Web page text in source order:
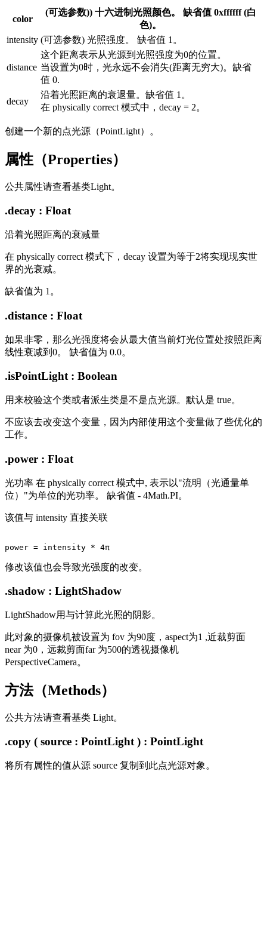
color
(可选参数)) 十六进制光照颜色。 缺省值 0xffffff (白
色)。
intensity (可选参数) 光照强度。 缺省值 1。
distance
这个距离表示从光源到光照强度为0的位置。
当设置为0时，光永远不会消失(距离无穷大)。缺省
值 0.
decay
沿着光照距离的衰退量。缺省值 1。
在 physically correct 模式中，decay = 2。
创建一个新的点光源（PointLight）。
属性（Properties）
公共属性请查看基类Light。
.decay : Float
沿着光照距离的衰减量
在 physically correct 模式下，decay 设置为等于2将实现现实世
界的光衰减。
缺省值为 1。
.distance : Float
如果非零，那么光强度将会从最大值当前灯光位置处按照距离
线性衰减到0。 缺省值为 0.0。
.isPointLight : Boolean
用来校验这个类或者派生类是不是点光源。默认是 true。
不应该去改变这个变量，因为内部使用这个变量做了些优化的
工作。
.power : Float
光功率 在 physically correct 模式中, 表示以"流明（光通量单
位）"为单位的光功率。 缺省值 - 4Math.PI。
该值与 intensity 直接关联
修改该值也会导致光强度的改变。
.shadow : LightShadow
LightShadow用与计算此光照的阴影。
此对象的摄像机被设置为 fov 为90度，aspect为1 ,近裁剪面
near 为0，远裁剪面far 为500的透视摄像机
PerspectiveCamera。
方法（Methods）
公共方法请查看基类 Light。
.copy ( source : PointLight ) : PointLight
将所有属性的值从源 source 复制到此点光源对象。